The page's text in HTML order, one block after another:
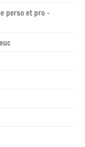
perso et pro –